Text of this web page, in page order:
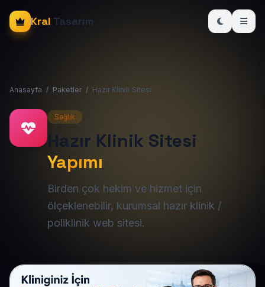
Kral Tasarım
Anasayfa / Paketler / Hazır Klinik Sitesi
Sağlık
Hazır Klinik Sitesi
Yapımı
Birden çok hekim ve hizmet için
ölçeklenebilir, kurumsal hazır klinik /
poliklinik web sitesi.